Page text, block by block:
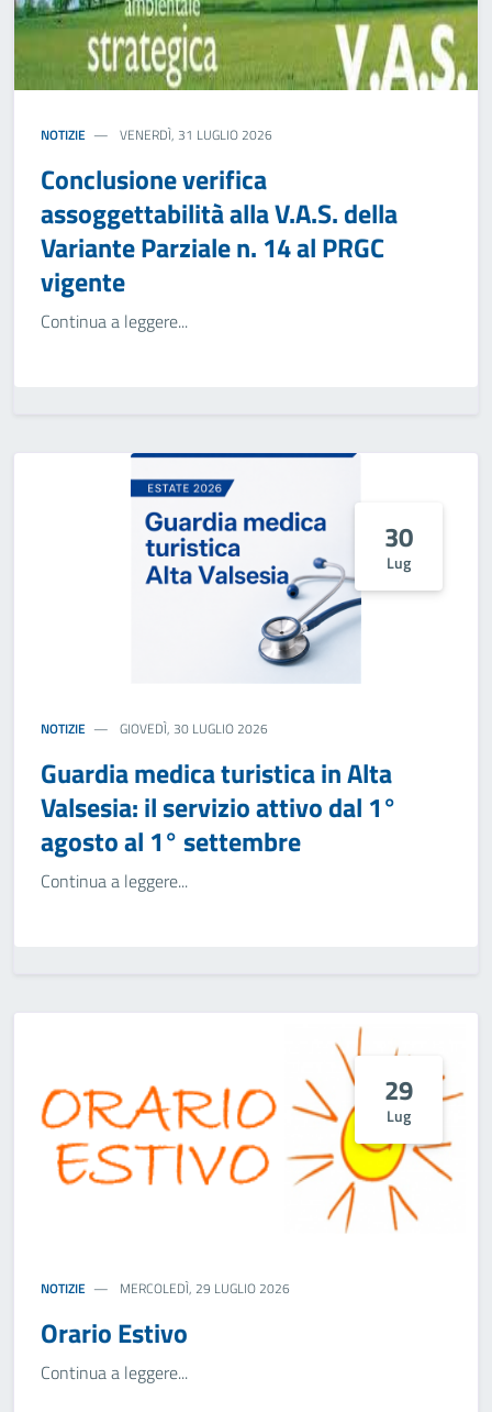
NOTIZIE VENERDÌ, 31 LUGLIO 2026
Conclusione verifica
assoggettabilità alla V.A.S. della
Variante Parziale n. 14 al PRGC
vigente
Continua a leggere...
30
Lug
NOTIZIE GIOVEDÌ, 30 LUGLIO 2026
Guardia medica turistica in Alta
Valsesia: il servizio attivo dal 1°
agosto al 1° settembre
Continua a leggere...
29
Lug
NOTIZIE MERCOLEDÌ, 29 LUGLIO 2026
Orario Estivo
Continua a leggere...